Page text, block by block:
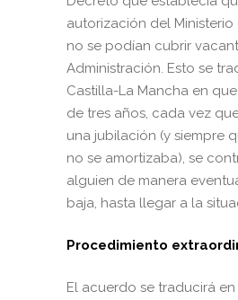
autorización del Ministerio
no se podían cubrir
Administración. Esto se
Castilla-La Mancha en
de tres años, cada vez
una jubilación (y siempre
no se amortizaba), se
alguien de manera
baja, hasta llegar a la
Procedimiento
El acuerdo se traducirá